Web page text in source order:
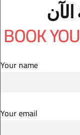
BOOK
Your name
Your email